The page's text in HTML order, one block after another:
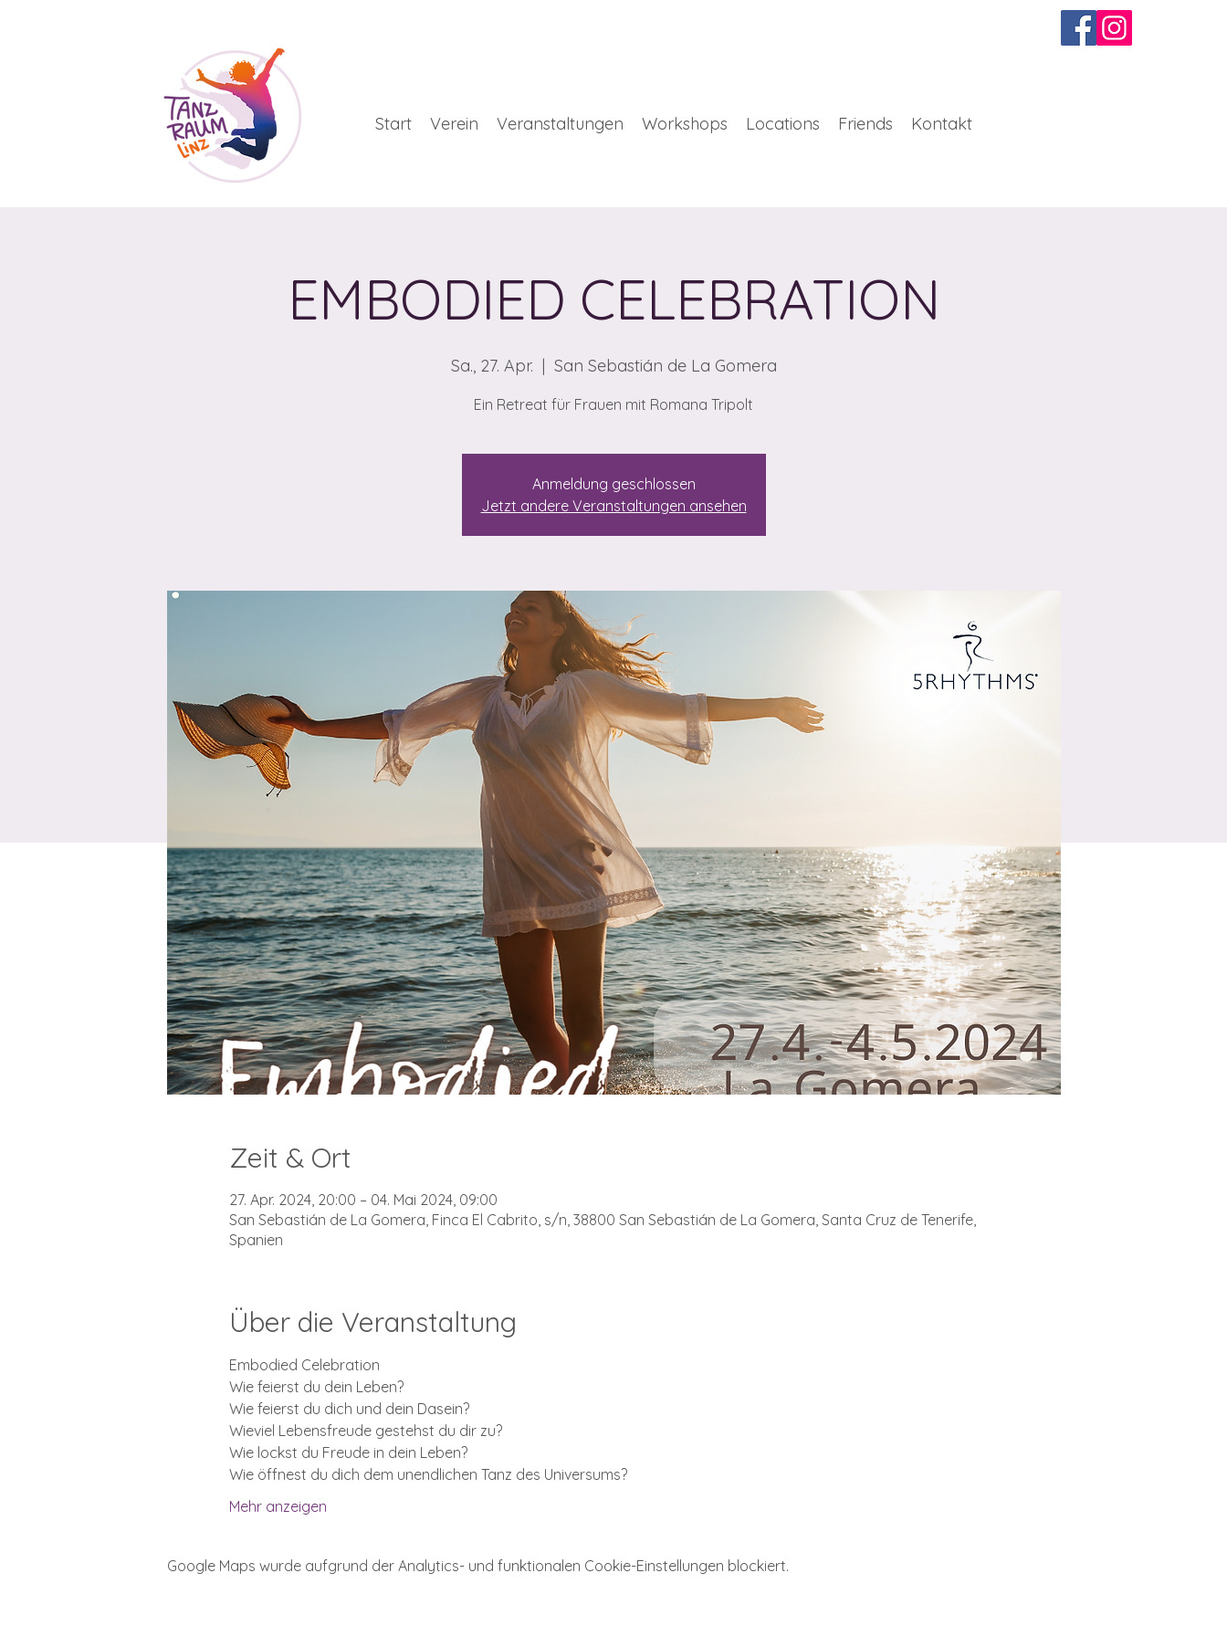
Start Verein Veranstaltungen Workshops Locations Friends Kontakt
EMBODIED CELEBRATION
Sa., 27. Apr.
  |
San Sebastián de La Gomera
Ein Retreat für Frauen mit Romana Tripolt
Anmeldung geschlossen
Jetzt andere Veranstaltungen ansehen
Zeit & Ort
27. Apr. 2024, 20:00 – 04. Mai 2024, 09:00
San Sebastián de La Gomera, Finca El Cabrito, s/n, 38800 San Sebastián de La Gomera, Santa Cruz de Tenerife,
Spanien
Über die Veranstaltung
Embodied Celebration
Wie feierst du dein Leben?
Wie feierst du dich und dein Dasein?
Wieviel Lebensfreude gestehst du dir zu?
Wie lockst du Freude in dein Leben?
Wie öffnest du dich dem unendlichen Tanz des Universums?
Mehr anzeigen
Google Maps wurde aufgrund der Analytics- und funktionalen Cookie-Einstellungen blockiert.